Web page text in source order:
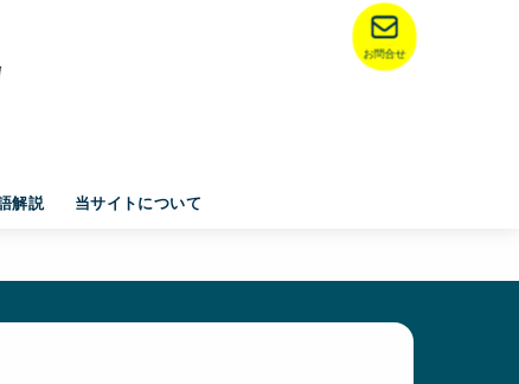
解説 当サイトについて
お問合せ